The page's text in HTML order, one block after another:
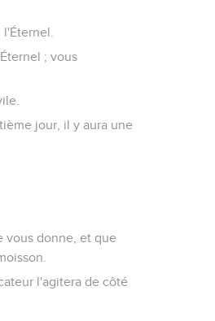
; vous
jour, il y aura une
vous donne, et que
l'agitera de côté